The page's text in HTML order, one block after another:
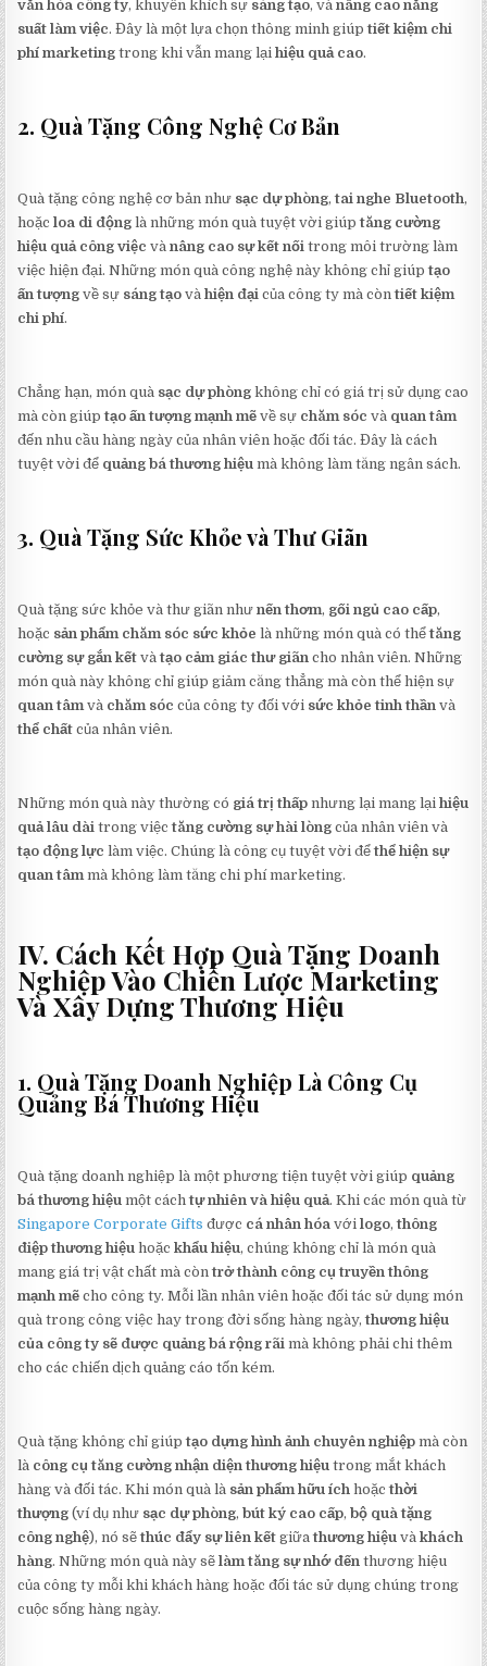
văn hóa công ty, khuyến khích sự sáng tạo, vànâng cao năng
suất làm việc. Đây là một lựa chọn thông minh giúptiết kiệm chi
phí marketing trong khi vẫn mang lạihiệu quả cao.
2. Quà Tặng Công Nghệ Cơ Bản
Quà tặng công nghệ cơ bản như sạc dự phòng,tai nghe Bluetooth,
hoặcloa di động là những món quà tuyệt vời giúptăng cường
hiệu quả công việc vànâng cao sự kết nối trong môi trường làm
việc hiện đại. Những món quà công nghệ này không chỉ giúptạo
ấn tượng về sự sáng tạo vàhiện đại của công ty mà còntiết kiệm
chi phí.
Chẳng hạn, món quà sạc dự phòng không chỉ có giá trị sử dụng cao
mà còn giúptạo ấn tượng mạnh mẽ về sự chăm sóc và quan tâm
đến nhu cầu hàng ngày của nhân viên hoặc đối tác. Đây là cách
tuyệt vời để quảng bá thương hiệu mà không làm tăng ngân sách.
3. Quà Tặng Sức Khỏe và Thư Giãn
Quà tặng sức khỏe và thư giãn nhưnến thơm, gối ngủ cao cấp,
hoặc sản phẩm chăm sóc sức khỏe là những món quà có thểtăng
cường sự gắn kết vàtạo cảm giác thư giãn cho nhân viên. Những
món quà này không chỉ giúp giảm căng thẳng mà còn thể hiện sự
quan tâmvà chăm sóc của công ty đối với sức khỏe tinh thần và
thể chất của nhân viên.
Những món quà này thường có giá trị thấp nhưng lại mang lạihiệu
quả lâu dài trong việctăng cường sự hài lòng của nhân viên và
tạo động lực làm việc. Chúng là công cụ tuyệt vời đểthể hiện sự
quan tâmmà không làm tăng chi phí marketing.
IV. Cách Kết Hợp Quà Tặng Doanh
Nghiệp Vào Chiến Lược Marketing
Và Xây Dựng Thương Hiệu
1. Quà Tặng Doanh Nghiệp Là Công Cụ
Quảng Bá Thương Hiệu
Quà tặng doanh nghiệp là một phương tiện tuyệt vời giúp quảng
bá thương hiệu một cáchtự nhiên và hiệu quả. Khi các món quà từ
Singapore Corporate Gifts được cá nhân hóa vớilogo,thông
điệp thương hiệu hoặckhẩu hiệu, chúng không chỉ là món quà
mang giá trị vật chất mà còntrở thành công cụ truyền thông
mạnh mẽ cho công ty. Mỗi lần nhân viên hoặc đối tác sử dụng món
quà trong công việc hay trong đời sống hàng ngày,thương hiệu
của công ty sẽ được quảng bá rộng rãi mà không phải chi thêm
cho các chiến dịch quảng cáo tốn kém.
Quà tặng không chỉ giúptạo dựng hình ảnh chuyên nghiệp mà còn
là công cụ tăng cường nhận diện thương hiệu trong mắt khách
hàng và đối tác. Khi món quà là sản phẩm hữu ích hoặcthời
thượng (ví dụ như sạc dự phòng,bút ký cao cấp,bộ quà tặng
công nghệ), nó sẽthúc đẩy sự liên kết giữathương hiệu vàkhách
hàng. Những món quà này sẽlàm tăng sự nhớ đến thương hiệu
của công ty mỗi khi khách hàng hoặc đối tác sử dụng chúng trong
cuộc sống hàng ngày.